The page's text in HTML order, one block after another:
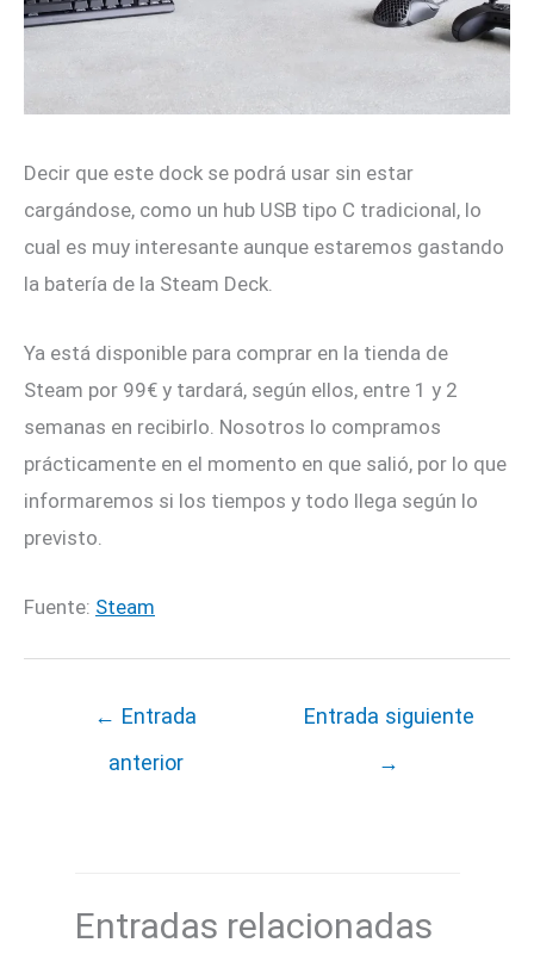
Decir que este dock se podrá usar sin estar
cargándose, como un hub USB tipo C tradicional, lo
cual es muy interesante aunque estaremos gastando
la batería de la Steam Deck.
Ya está disponible para comprar en la tienda de
Steam por 99€ y tardará, según ellos, entre 1 y 2
semanas en recibirlo. Nosotros lo compramos
prácticamente en el momento en que salió, por lo que
informaremos si los tiempos y todo llega según lo
previsto.
Fuente: Steam
← Entrada
anterior
Entrada siguiente
→
Entradas relacionadas